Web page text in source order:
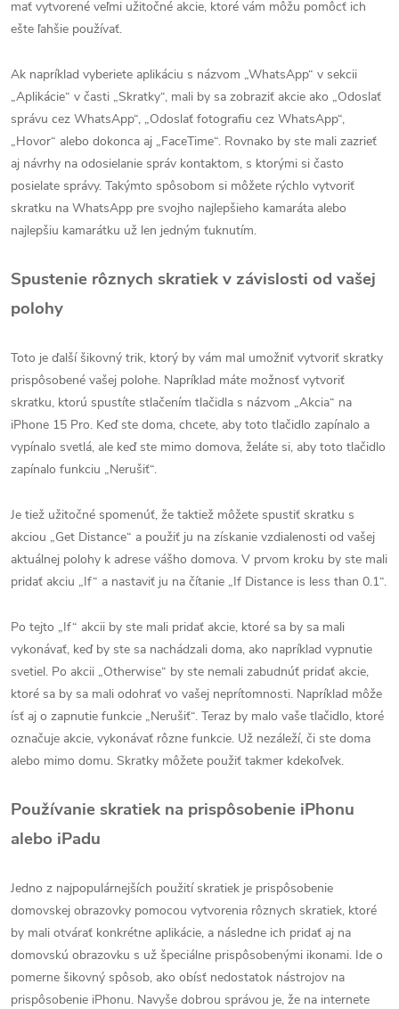
mať vytvorené veľmi užitočné akcie, ktoré vám môžu pomôcť ich
ešte ľahšie používať.
Ak napríklad vyberiete aplikáciu s názvom „WhatsApp“ v sekcii
„Aplikácie“ v časti „Skratky“, mali by sa zobraziť akcie ako „Odoslať
správu cez WhatsApp“, „Odoslať fotografiu cez WhatsApp“,
„Hovor“ alebo dokonca aj „FaceTime“. Rovnako by ste mali zazrieť
aj návrhy na odosielanie správ kontaktom, s ktorými si často
posielate správy. Takýmto spôsobom si môžete rýchlo vytvoriť
skratku na WhatsApp pre svojho najlepšieho kamaráta alebo
najlepšiu kamarátku už len jedným ťuknutím.
Spustenie rôznych skratiek v závislosti od vašej
polohy
Toto je ďalší šikovný trik, ktorý by vám mal umožniť vytvoriť skratky
prispôsobené vašej polohe. Napríklad máte možnosť vytvoriť
skratku, ktorú spustíte stlačením tlačidla s názvom „Akcia“ na
iPhone 15 Pro. Keď ste doma, chcete, aby toto tlačidlo zapínalo a
vypínalo svetlá, ale keď ste mimo domova, želáte si, aby toto tlačidlo
zapínalo funkciu „Nerušiť“.
Je tiež užitočné spomenúť, že taktiež môžete spustiť skratku s
akciou „Get Distance“ a použiť ju na získanie vzdialenosti od vašej
aktuálnej polohy k adrese vášho domova. V prvom kroku by ste mali
pridať akciu „If“ a nastaviť ju na čítanie „If Distance is less than 0.1“.
Po tejto „If“ akcii by ste mali pridať akcie, ktoré sa by sa mali
vykonávať, keď by ste sa nachádzali doma, ako napríklad vypnutie
svetiel. Po akcii „Otherwise“ by ste nemali zabudnúť pridať akcie,
ktoré sa by sa mali odohrať vo vašej neprítomnosti. Napríklad môže
ísť aj o zapnutie funkcie „Nerušiť“. Teraz by malo vaše tlačidlo, ktoré
označuje akcie, vykonávať rôzne funkcie. Už nezáleží, či ste doma
alebo mimo domu. Skratky môžete použiť takmer kdekoľvek.
Používanie skratiek na prispôsobenie iPhonu
alebo iPadu
Jedno z najpopulárnejších použití skratiek je prispôsobenie
domovskej obrazovky pomocou vytvorenia rôznych skratiek, ktoré
by mali otvárať konkrétne aplikácie, a následne ich pridať aj na
domovskú obrazovku s už špeciálne prispôsobenými ikonami. Ide o
pomerne šikovný spôsob, ako obísť nedostatok nástrojov na
prispôsobenie iPhonu. Navyše dobrou správou je, že na internete